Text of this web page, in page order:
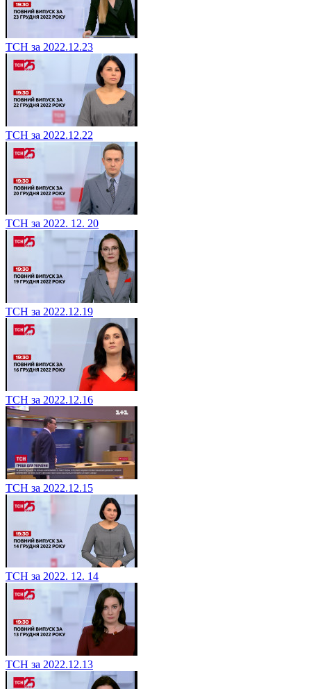
ТСН за 2022.12.23
ТСН за 2022.12.22
ТСН за 2022. 12. 20
ТСН за 2022.12.19
ТСН за 2022.12.16
ТСН за 2022.12.15
ТСН за 2022. 12. 14
ТСН за 2022.12.13